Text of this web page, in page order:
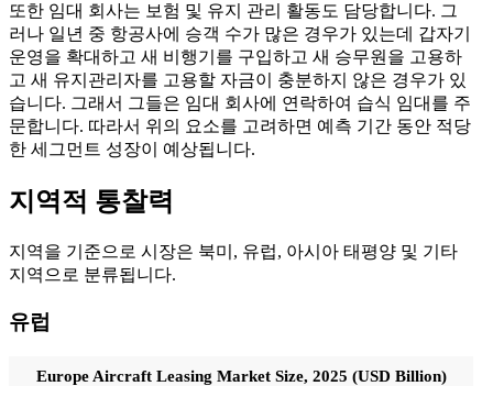
또한 임대 회사는 보험 및 유지 관리 활동도 담당합니다. 그
러나 일년 중 항공사에 승객 수가 많은 경우가 있는데 갑자기
운영을 확대하고 새 비행기를 구입하고 새 승무원을 고용하
고 새 유지관리자를 고용할 자금이 충분하지 않은 경우가 있
습니다. 그래서 그들은 임대 회사에 연락하여 습식 임대를 주
문합니다. 따라서 위의 요소를 고려하면 예측 기간 동안 적당
한 세그먼트 성장이 예상됩니다.
지역적 통찰력
지역을 기준으로 시장은 북미, 유럽, 아시아 태평양 및 기타
지역으로 분류됩니다.
유럽
Europe Aircraft Leasing Market Size, 2025 (USD Billion)